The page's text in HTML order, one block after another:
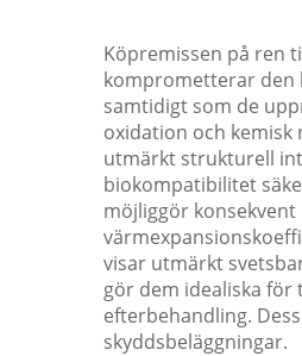
Köpremissen på ren
komprometterar den
samtidigt som de
oxidation och
utmärkt strukturell
biokompatibilitet
möjliggör
visar utmärkt
gör dem idealiska
efterbehandling.
skyddsbeläggningar.